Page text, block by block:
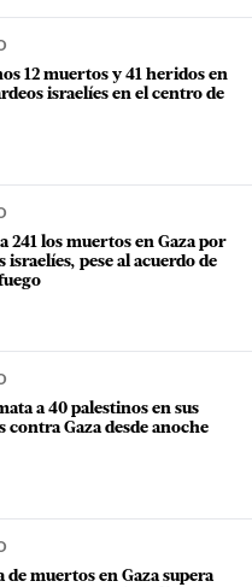
12 muertos y 41 heridos en
israelíes en el centro de
241 los muertos en Gaza por
israelíes, pese al acuerdo de
a 40 palestinos en sus
contra Gaza desde anoche
de muertos en Gaza supera